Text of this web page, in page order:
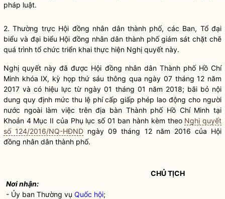
pháp luật.
2. Thường trực Hội đồng nhân dân thành phố, các Ban, Tổ đại
biểu và đại biểu Hội đồng nhân dânthành phố giám sát chặt chẽ
quá trình tổ chức triển khai thực hiện Nghị quyết này.
Nghị quyết này đã được Hội đồng nhân dânThành phố Hồ Chí
Minh khóa IX, kỳ họp thứ sáu thông qua ngày 07 tháng 12 năm
2017 và có hiệu lực từ ngày 01 tháng 01 năm 2018; bãi bỏ nội
dung quy định mức thu lệ phícấp giấp phép lao động cho người
nước ngoài làm việc trênđịa bàn Thành phố Hồ Chí Minh tại
Khoản 4 Mục II của Phụ lục số 01 ban hành kèm theo Nghị quyết
số 124/2016/NQ-HĐND ngày 09 tháng 12 năm 2016 của Hội
đồng nhân dân thành phố.
Nơi nhận:
- Ủy ban Thường vụQuốc hội;
CHỦ TỊCH